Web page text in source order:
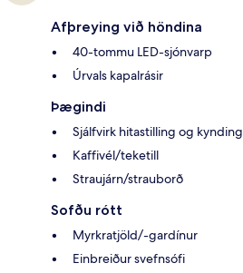
Afþreying við höndina
40-tommu LED-sjónvarp
Úrvals kapalrásir
Þægindi
Sjálfvirk hitastilling og kynding
Kaffivél/teketill
Straujárn/strauborð
Sofðu rótt
Myrkratjöld/-gardínur
Einbreiður svefnsófi